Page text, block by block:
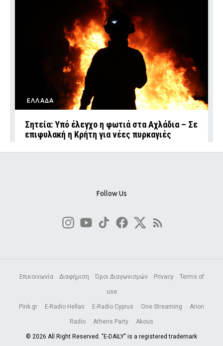
ΕΛΛΑΔΑ
Σητεία: Υπό έλεγχο η φωτιά στα Αχλάδια – Σε
επιφυλακή η Κρήτη για νέες πυρκαγιές
Follow Us
Επικοινωνία Διαφήμιση Όροι Διαγωνισμών Privacy Terms of
use
Pink.gr E-Radio Hellas E-Radio Cyprus One Streaming Arion
Radio Athens Party Akous
© 2026 All Right Reserved. "E-DAILY" is a registered trademark